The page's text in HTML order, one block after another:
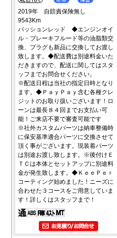
2019年 自賠責保険無し
9543Km
パッションレッド ◆エンジンオイ
ル・ブレーキフルード等の油脂類交
換、プラグも新品に交換してお渡し
致します。◆配送費は別途料金いた
だきますので、配送に関してはスタ
ッフまでお問合せください。
※配送日程は当社の指定日時となり
ます。◆ＰａｙＰａｙ含む各種クレ
ジットのお取り扱いございます！ロ
ーンは最長８４回までお支払い可
能！ご来店不要で審査可能です
※社外カスタムパーツは納車整備時
に保安基準適合パーツに交換させて
頂く事がございます。現装着パーツ
は別途お渡し致します。※後付けＥ
ＴＣは本体とセットアップに別途料
金が発生致します。◆ＫｅｅＰｅｒ
コーティング始めました！ニーズに
合わせた３コースをご用意していま
す！詳しくはスタッフまで！